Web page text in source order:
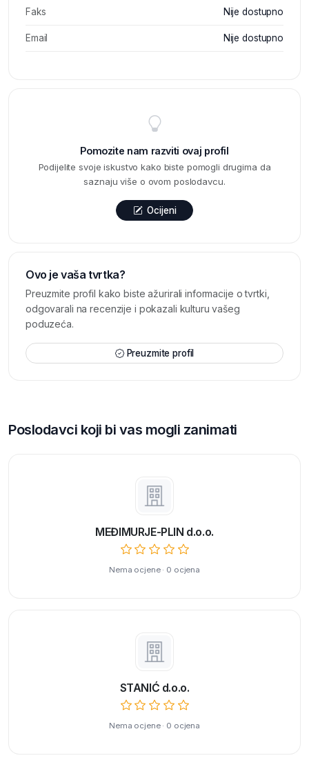
Faks Nije dostupno
Email Nije dostupno
Pomozite nam razviti ovaj profil
Podijelite svoje iskustvo kako biste pomogli drugima da
saznaju više o ovom poslodavcu.
Ocijeni
Ovo je vaša tvrtka?
Preuzmite profil kako biste ažurirali informacije o tvrtki,
odgovarali na recenzije i pokazali kulturu vašeg
poduzeća.
Preuzmite profil
Poslodavci koji bi vas mogli zanimati
MEĐIMURJE-PLIN d.o.o.
Nema ocjene · 0 ocjena
STANIĆ d.o.o.
Nema ocjene · 0 ocjena